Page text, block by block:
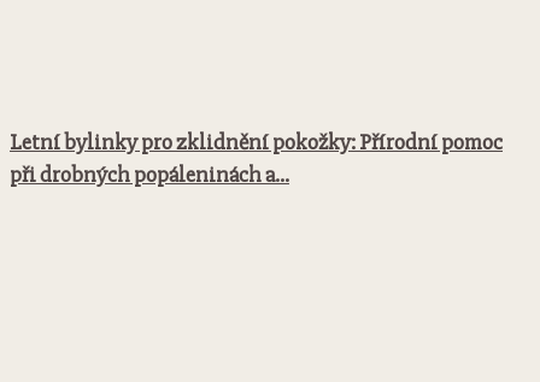
Letní bylinky pro zklidnění pokožky: Přírodní pomoc
při drobných popáleninách a...